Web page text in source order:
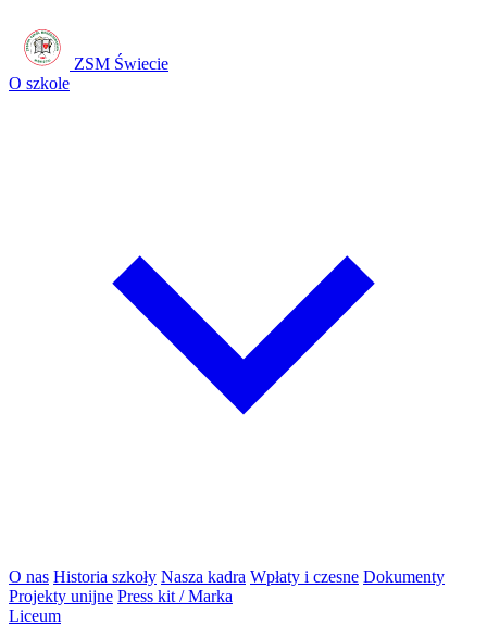
ZSM Świecie
O szkole
O nas Historia szkoły Nasza kadra Wpłaty i czesne Dokumenty
Projekty unijne Press kit / Marka
Liceum